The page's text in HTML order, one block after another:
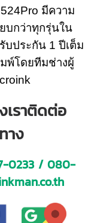
มีความ
บกว่าทุกรุ่นใน
บประกัน 1 ปีเต็ม
พ์โดยทีมช่างผู้
เราติดต่อ
าง
0233/ 080-